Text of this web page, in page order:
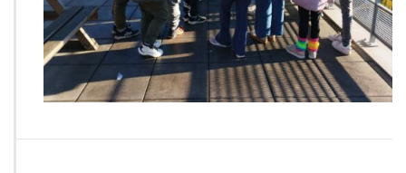
1
2
0
9
-
W
0